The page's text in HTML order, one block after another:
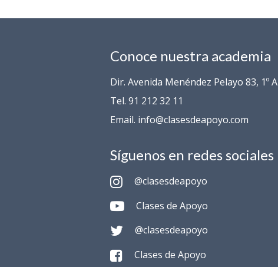
Conoce nuestra academia
Dir. Avenida Menéndez Pelayo 83, 1º A
Tel. 91 212 32 11
Email. info@clasesdeapoyo.com
Síguenos en redes sociales
@clasesdeapoyo
Clases de Apoyo
@clasesdeapoyo
Clases de Apoyo